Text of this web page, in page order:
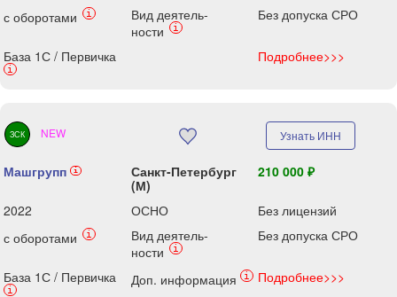
с оборотами
i
Вид деятель-
ности
i
Без допуска СРО
База 1С / Первичка
i
Подробнее>>>
ЗСК NEW Узнать ИНН
Машгрупп i
Санкт-Петербург
(М)
210 000 ₽
2022 ОСНО
Без лицензий
с оборотами
i
Вид деятель-
ности
i
Без допуска СРО
База 1С / Первичка
i
Доп. информация i Подробнее>>>